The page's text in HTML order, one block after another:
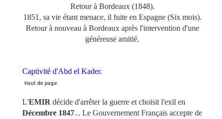
Retour à Bordeaux (1848).
1851, sa vie étant menace, il fuite en Espagne (Six mois).
Retour à nouveau à Bordeaux après l'intervention d'une
généreuse amitié.
Captivité d'Abd el Kader.
Haut de page
L'EMIR décide d'arrêter la guerre et choisit l'exil en
Décembre 1847... Le Gouvernement Français accepte de